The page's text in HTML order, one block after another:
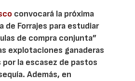
convocará la próxima
de Forrajes para estudiar
de compra conjunta”
explotaciones ganaderas
la escasez de pastos
Además, en